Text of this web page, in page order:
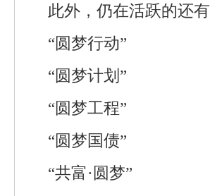
此外，仍在活跃的还有
“圆梦行动”
“圆梦计划”
“圆梦工程”
“圆梦国债”
“共富·圆梦”